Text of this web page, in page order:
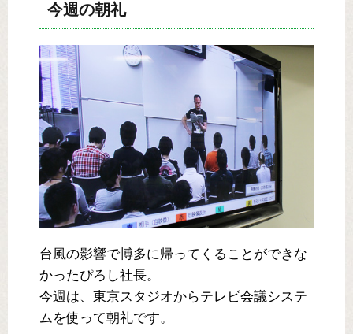
今週の朝礼
台風の影響で博多に帰ってくることができな
かったぴろし社長。
今週は、東京スタジオからテレビ会議システ
ムを使って朝礼です。